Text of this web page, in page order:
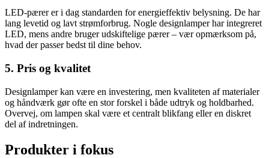
LED-pærer er i dag standarden for energieffektiv belysning. De har
lang levetid og lavt strømforbrug. Nogle designlamper har integreret
LED, mens andre bruger udskiftelige pærer – vær opmærksom på,
hvad der passer bedst til dine behov.
5. Pris og kvalitet
Designlamper kan være en investering, men kvaliteten af materialer
og håndværk gør ofte en stor forskel i både udtryk og holdbarhed.
Overvej, om lampen skal være et centralt blikfang eller en diskret
del af indretningen.
Produkter i fokus